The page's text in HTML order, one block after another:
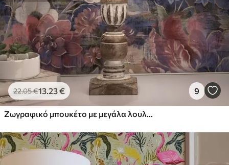
22.05€13.23€ 9
Ζωγραφικό μπουκέτο με μεγάλα λουλούδια σε βαθύ ινδικο φόντο